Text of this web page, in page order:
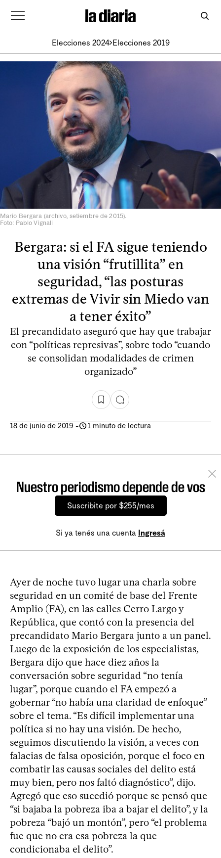
Elecciones 2024 Elecciones 2019
Mario Bergara (archivo, setiembre de 2015).
Foto: Pablo Vignali
Bergara: si el FA sigue teniendo
una visión “frutillita” en
seguridad, “las posturas
extremas de Vivir sin Miedo van
a tener éxito”
El precandidato aseguró que hay que trabajar
con “políticas represivas”, sobre todo “cuando
se consolidan modalidades de crimen
organizado”
18 de junio de 2019 - 1 minuto de lectura
Nuestro periodismo depende de vos
Suscribite por $255/mes
Si ya tenés una cuenta Ingresá
Ayer de noche tuvo lugar una charla sobre
seguridad en un comité de base del Frente
Amplio (FA), en las calles Cerro Largo y
República, que contó con la presencia del
precandidato Mario Bergara junto a un panel.
Luego de la exposición de los especialistas,
Bergara dijo que hace diez años la
conversación sobre seguridad “no tenía
lugar”, porque cuando el FA empezó a
gobernar “no había una claridad de enfoque”
sobre el tema. “Es difícil implementar una
política si no hay una visión. De hecho,
seguimos discutiendo la visión, a veces con
falacias de falsa oposición, porque el foco en
combatir las causas sociales del delito está
muy bien, pero nos faltó diagnóstico”, dijo.
Agregó que eso sucedió porque se pensó que
“si bajaba la pobreza iba a bajar el delito”, y la
pobreza “bajó un montón”, pero “el problema
fue que no era esa pobreza la que
condicionaba el delito”.